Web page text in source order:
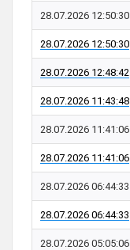
28.07.2026 12:50:30
28.07.2026 12:50:30
28.07.2026 12:48:42
28.07.2026 11:43:48
28.07.2026 11:41:06
28.07.2026 11:41:06
28.07.2026 06:44:33
28.07.2026 06:44:33
28.07.2026 05:05:06